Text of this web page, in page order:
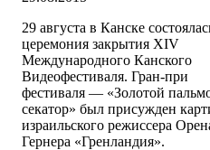
29 августа в Канске
церемония закрытия XIV
Международного Канского
Видеофестиваля. Гран-при
фестиваля — «Золотой
секатор» был присужден
израильского режиссера
Гернера «Гренландия».